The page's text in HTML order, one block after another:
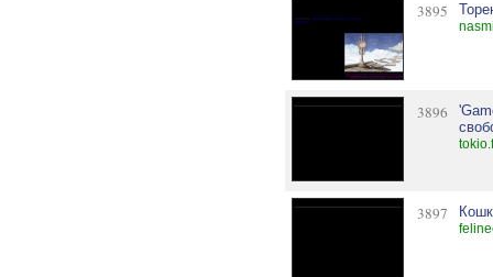
3895
3896
3897